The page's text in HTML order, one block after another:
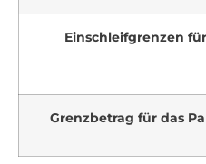
Einschleifgrenzen
Grenzbetrag für das